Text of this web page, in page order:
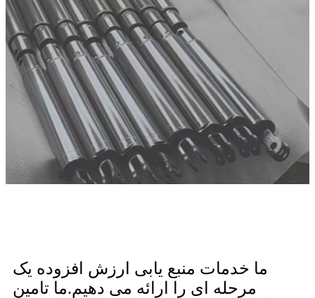
ما خدمات منبع یابی ارزش افزوده یک
مرحله ای را ارائه می دهیم.ما تامین